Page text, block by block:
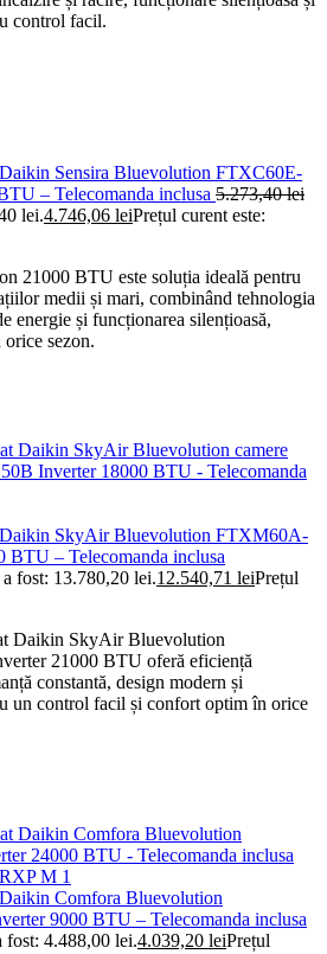
control facil.
Sensira Bluevolution FTXC60E-
– Telecomanda inclusa 5.273,40lei
lei.4.746,06 leiPrețul curent este:
21000 BTU este soluția ideală pentru
medii și mari, combinând tehnologia
energie și funcționarea silențioasă,
sezon.
Daikin SkyAir Bluevolution FTXM60A-
– Telecomanda inclusa
fost: 13.780,20 lei.12.540,71 leiPrețul
Daikin SkyAir Bluevolution
21000 BTU oferă eficiență
constantă, design modern și
un control facil și confort optim în orice
Comfora Bluevolution
9000 BTU – Telecomanda inclusa
fost: 4.488,00 lei.4.039,20 leiPrețul